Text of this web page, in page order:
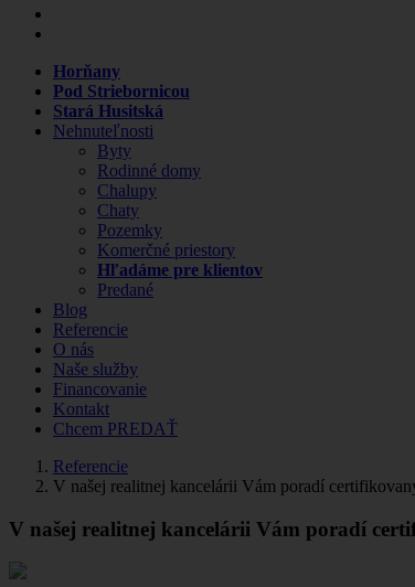
Horňany
Pod Striebornicou
Stará Husitská
Nehnuteľnosti
Byty
Rodinné domy
Chalupy
Chaty
Pozemky
Komerčné priestory
Hľadáme pre klientov
Predané
Blog
Referencie
O nás
Naše služby
Financovanie
Kontakt
Chcem PREDAŤ
Referencie
V našej realitnej kancelárii Vám poradí
V našej realitnej kancelárii Vám poradí